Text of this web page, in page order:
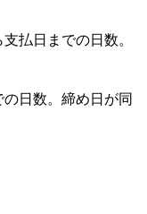
払日までの日数。
の日数。締め日が同